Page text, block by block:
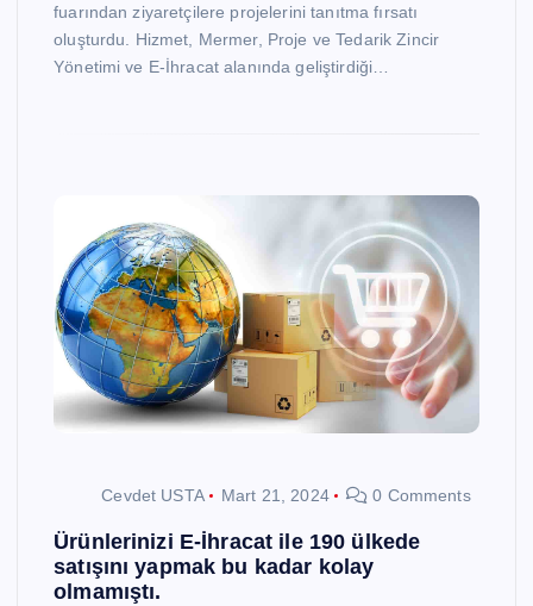
fuarından ziyaretçilere projelerini tanıtma fırsatı
oluşturdu. Hizmet, Mermer, Proje ve Tedarik Zincir
Yönetimi ve E-İhracat alanında geliştirdiği…
Cevdet USTA Mart 21, 2024 0 Comments
Ürünlerinizi E-İhracat ile 190 ülkede
satışını yapmak bu kadar kolay
olmamıştı.